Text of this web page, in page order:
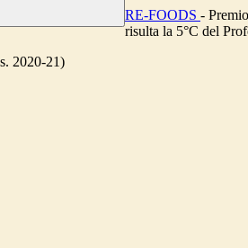
RE-FOODS -
risulta la 5°C del
2020-21)